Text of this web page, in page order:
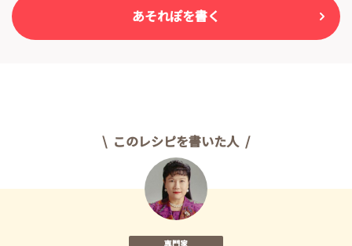
あそれぽを書く
このレシピを書いた人
専門家